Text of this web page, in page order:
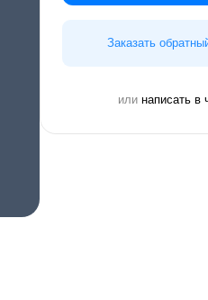
Заказать
или написать в